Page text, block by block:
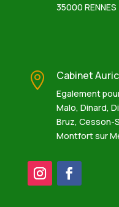
35000 RENNES
 Cabinet
Egalement
Malo, Dinard,
Bruz, Cesson-
Montfort sur